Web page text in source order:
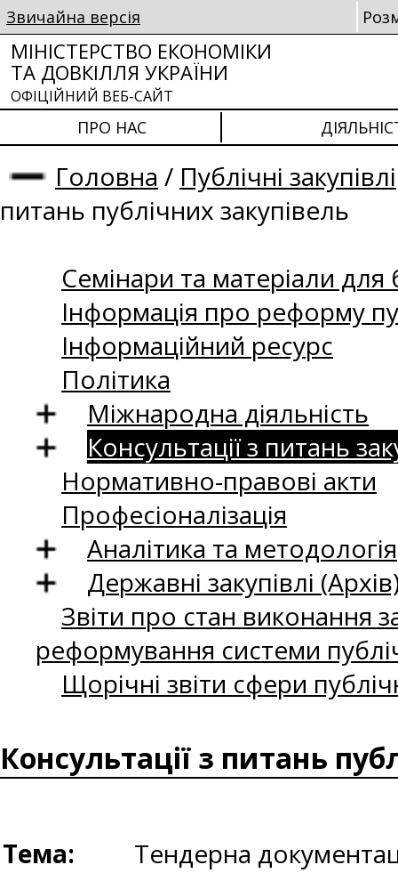
Звичайна версія
МІНІСТЕРСТВО ЕКОНОМІКИ
ТА ДОВКІЛЛЯ УКРАЇНИ
ОФІЦІЙНИЙ ВЕБ-САЙТ
ПРО НАС
Головна / Публічні закупівлі
питань публічних закупівель
Семінари та матеріали для
Інформація про реформу
Інформаційний ресурс
Політика
Міжнародна діяльність
Консультації з питань
Нормативно-правові акти
Професіоналізація
Аналітика та методологія
Державні закупівлі
Звіти про стан виконання
реформування системи
Щорічні звіти сфери
Консультації з питань
Тема:
Тендерна